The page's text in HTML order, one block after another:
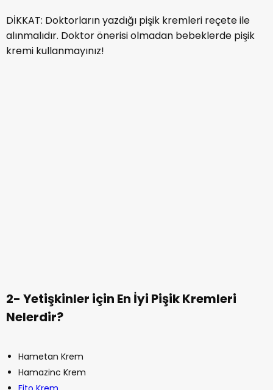
DİKKAT: Doktorların yazdığı pişik kremleri reçete ile
alınmalıdır. Doktor önerisi olmadan bebeklerde pişik
kremi kullanmayınız!
Trosyd
Sudocrem
Anne Sütü İçen Bebeklerde Pişik